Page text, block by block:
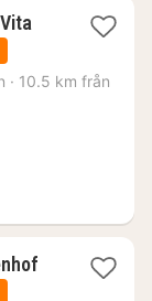
1
1665
· 10.5 km från
1